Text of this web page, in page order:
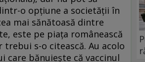
o opţiune a societăţii în
mai sănătoasă dintre
este pe piaţa românească
s-o citească. Au acolo
care bănuieşte că vaccinul